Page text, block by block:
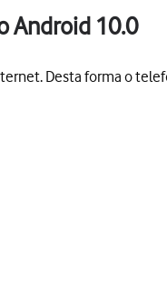
Android 10.0
Desta forma o